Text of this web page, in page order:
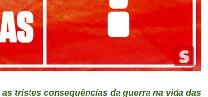
tristes consequências da guerra na vida das